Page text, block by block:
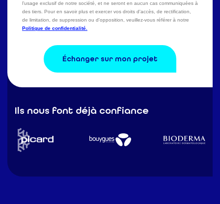
l’usage exclusif de notre société, et ne seront en aucun cas communiquées à
des tiers. Pour en savoir plus et exercer vos droits d'accès, de rectification,
de limitation, de suppression ou d'opposition, veuillez-vous référer à notre
Politique de confidentialité.
Ils nous font déjà confiance